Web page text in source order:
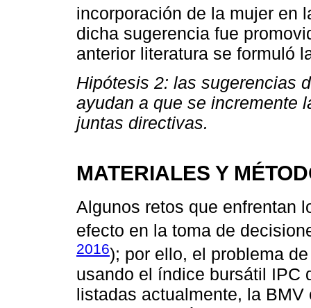
incorporación de la mujer en
dicha sugerencia fue
anterior literatura se formuló
Hipótesis 2: las sugerencias
ayudan a que se incremente
juntas directivas.
MATERIALES Y
Algunos retos que enfrentan
efecto en la toma de
2016); por ello, el problema
usando el índice bursátil IPC
listadas actualmente, la